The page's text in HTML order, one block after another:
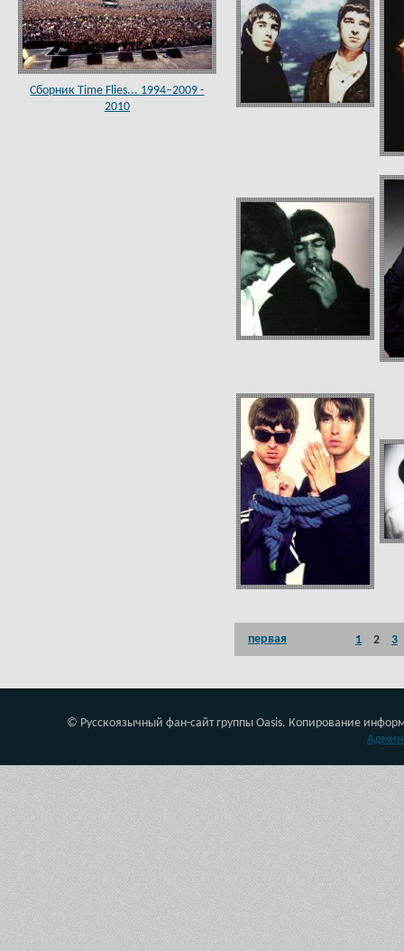
Сборник Time Flies... 1994–2009 -
2010
первая 1 2 3
© Русскоязычный фан-сайт группы Oasis. Копирование